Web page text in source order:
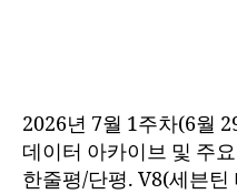
2026년 7월 1주차(6월
데이터 아카이브 및 주
한줄평/단평. V8(세븐